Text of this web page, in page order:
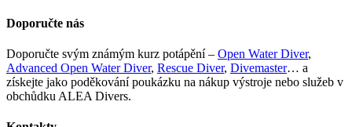
Doporučte nás
Doporučte svým známým kurz potápění – Open Water Diver,
Advanced Open Water Diver, Rescue Diver, Divemaster… a
získejte jako poděkování poukázku na nákup výstroje nebo služeb v
obchůdku ALEA Divers.